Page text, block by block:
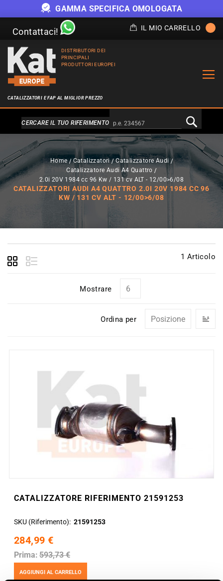
GAMMA SPECIFICA OMOLOGATA
Contattaci! IL MIO CARRELLO
DISTRIBUTORI DEI
PRINCIPALI
PRODUTTORI EUROPEI
CATALIZZATORI E FAP AL MIGLIOR PREZZO
Alternativa a Doofinder
CERCARE IL TUO RIFERIMENTO
Home Catalizzatori Catalizzatore Audi
Catalizzatore Audi A4 Quattro
2.0i 20V 1984 cc 96 Kw / 131 cv ALT - 12/00>6/08
CATALIZZATORI AUDI A4 QUATTRO 2.0I 20V 1984 CC 96
KW / 131 CV ALT - 12/00>6/08
1 Articolo
Mostrare
Ordina per
CATALIZZATORE RIFERIMENTO 21591253
SKU (Riferimento) 21591253
284,99 €
Prima: 593,73 €
AGGIUNGI AL CARRELLO